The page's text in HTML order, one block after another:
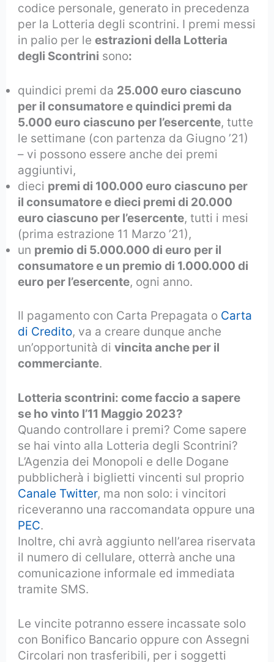
codice personale, generato in precedenza
per la Lotteria degli scontrini. I premi messi
in palio per leestrazioni della Lotteria
degli Scontrini sono:
quindici premi da 25.000 euro ciascuno
per il consumatore e quindici premi da
5.000 euro ciascuno per l’esercente, tutte
le settimane (con partenza da Giugno ’21)
– vi possono essere anche dei premi
aggiuntivi,
dieci premi di 100.000 euro ciascuno per
il consumatore e dieci premi di 20.000
euro ciascuno per l’esercente, tutti i mesi
(prima estrazione 11 Marzo ’21),
un premio di 5.000.000 di euro per il
consumatore e un premio di 1.000.000 di
euro per l’esercente, ogni anno.
Il pagamento con Carta Prepagata o Carta
di Credito, va a creare dunque anche
un’opportunità divincita anche per il
commerciante.
Lotteria scontrini: come faccio a sapere
se ho vinto l’11 Maggio 2023?
Quando controllare i premi? Come sapere
se hai vinto alla Lotteria degli Scontrini?
L’Agenzia dei Monopoli e delle Dogane
pubblicherà i biglietti vincenti sul proprio
Canale Twitter, ma non solo: i vincitori
riceveranno una raccomandata oppure una
PEC.
Inoltre, chi avrà aggiunto nell’area riservata
il numero di cellulare, otterrà anche una
comunicazione informale ed immediata
tramite SMS.
Le vincite potranno essere incassate solo
con Bonifico Bancario oppure con Assegni
Circolari non trasferibili, per i soggetti